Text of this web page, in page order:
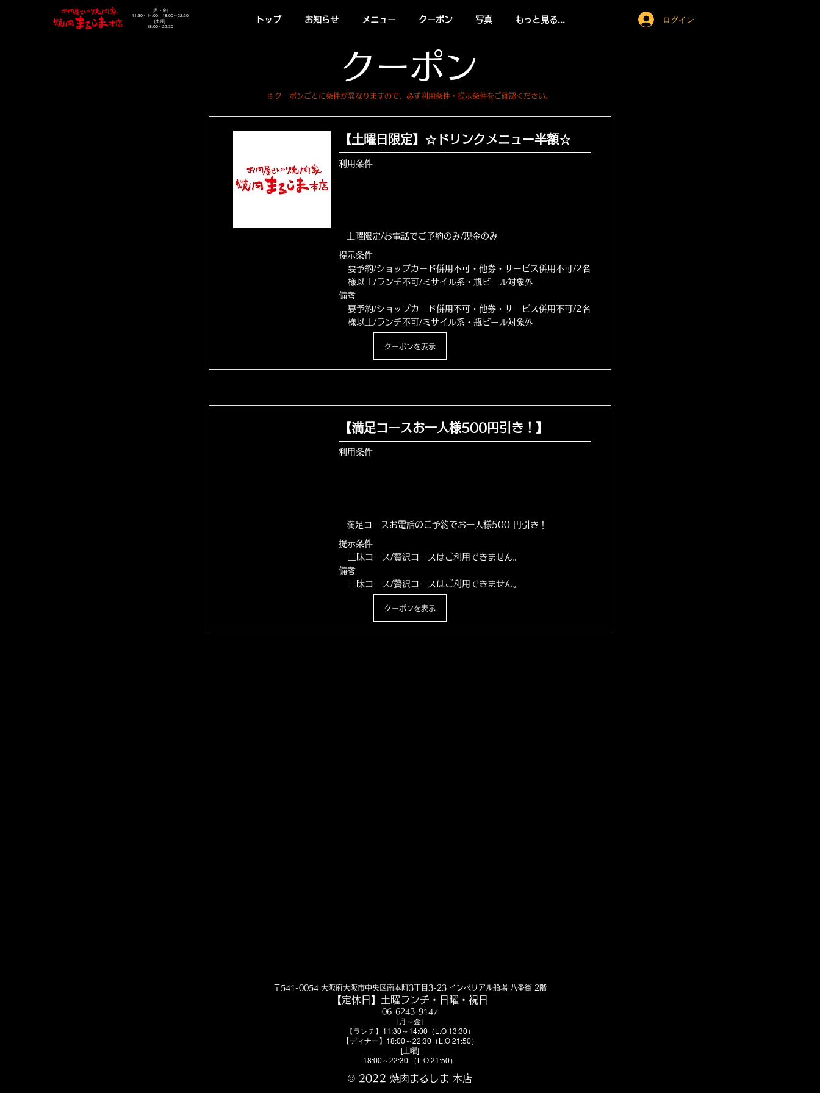
トップ お知らせ メニュー クーポン 写真 もっと見る...
[月～金]
11:30～14:00、18:00～22:30
[土曜]
18:00～22:30
ログイン
クーポン
※クーポンごとに条件が異なりますので、必ず利用条件・提示条件をご確認ください。
【土曜日限定】☆ドリンクメニュー半額☆
利用条件
土曜限定/お電話でご予約のみ/現金のみ
提示条件
要予約/ショップカード併用不可・他券・サービス併用不可/2名
様以上/ランチ不可/ミサイル系・瓶ビール対象外
備考
要予約/ショップカード併用不可・他券・サービス併用不可/2名
様以上/ランチ不可/ミサイル系・瓶ビール対象外
クーポンを表示
【満足コースお一人様500円引き！】
利用条件
満足コースお電話のご予約でお一人様500 円引き！
提示条件
三昧コース/贅沢コースはご利用できません。
備考
三昧コース/贅沢コースはご利用できません。
クーポンを表示
〒541-0054 大阪府大阪市中央区南本町3丁目3-23 インペリアル船場 八番街 2階
​​【定休日】土曜ランチ・日曜・祝日
06-6243-9147
[月～金]
【ランチ】11:30～14:00（L.O 13:30）
【ディナー】18:00～22:30（L.O 21:50）
[土曜]
18:00～22:30 （L.O 21:50）
© 2022 焼肉まるしま 本店